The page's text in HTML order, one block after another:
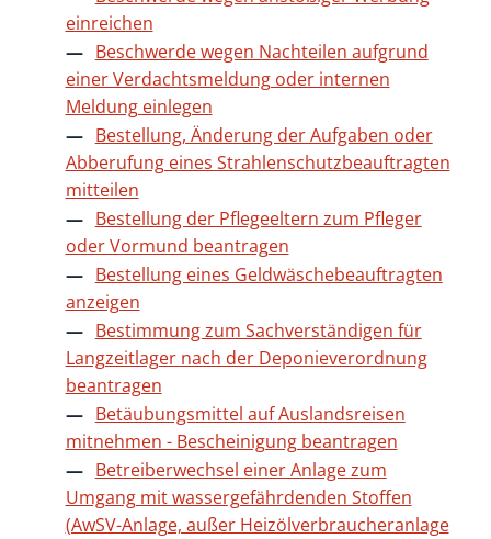
einreichen
Beschwerde wegen Nachteilen aufgrund
einer Verdachtsmeldung oder internen
Meldung einlegen
Bestellung, Änderung der Aufgaben oder
Abberufung eines Strahlenschutzbeauftragten
mitteilen
Bestellung der Pflegeeltern zum Pfleger
oder Vormund beantragen
Bestellung eines Geldwäschebeauftragten
anzeigen
Bestimmung zum Sachverständigen für
Langzeitlager nach der Deponieverordnung
beantragen
Betäubungsmittel auf Auslandsreisen
mitnehmen - Bescheinigung beantragen
Betreiberwechsel einer Anlage zum
Umgang mit wassergefährdenden Stoffen
(AwSV-Anlage, außer Heizölverbraucheranlage